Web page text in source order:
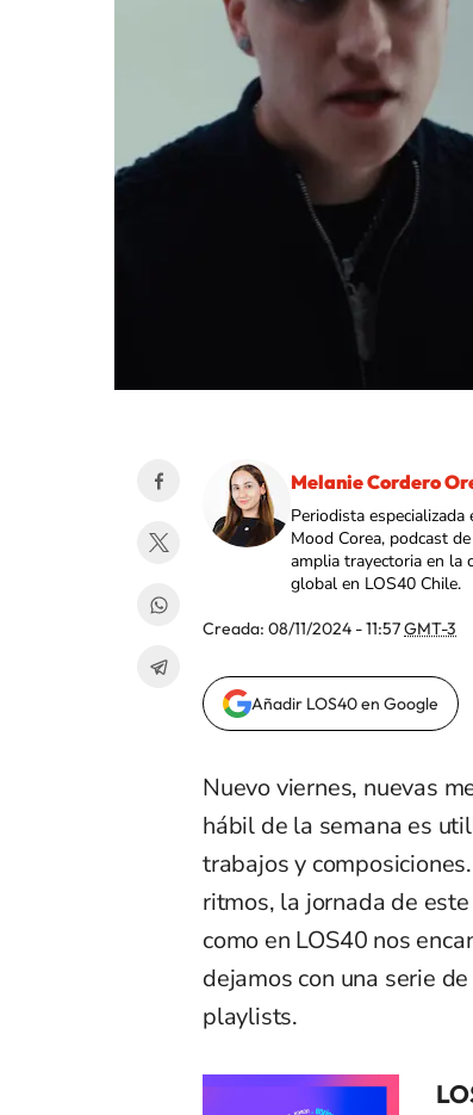
Melanie Cordero
Periodista
Mood Corea, podcast
amplia trayectoria en la
global en LOS40 Chile.
Creada: 08/11/2024 - 11:57GMT-3
Añadir LOS40 en Google
Nuevo viernes, nuevas
hábil de la semana es
trabajos y
ritmos, la jornada de
como en LOS40 nos
dejamos con una serie
playlists.